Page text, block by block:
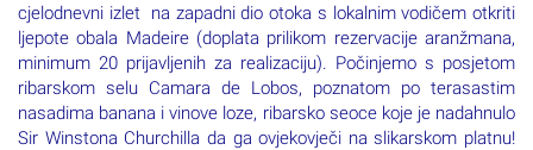
cjelodnevni izlet na zapadni dio otoka s lokalnim vodičem otkriti
ljepote obala Madeire (doplata prilikom rezervacije aranžmana,
minimum 20 prijavljenih za realizaciju). Počinjemo s posjetom
ribarskom selu Camara de Lobos, poznatom po terasastim
nasadima banana i vinove loze, ribarsko seoce koje je nadahnulo
Sir Winstona Churchilla da ga ovjekovječi na slikarskom platnu!